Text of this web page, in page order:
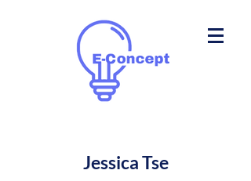
Jessica Tse